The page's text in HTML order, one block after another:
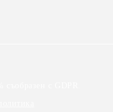
с GDPR.